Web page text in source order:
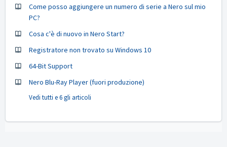
Come posso aggiungere un numero di serie a Nero sul mio
PC?
Cosa c'è di nuovo in Nero Start?
Registratore non trovato su Windows 10
64-Bit Support
Nero Blu-Ray Player (fuori produzione)
Vedi tutti e 6 gli articoli